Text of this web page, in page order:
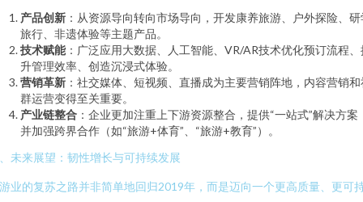
产品创新 ：从资源导向转向市场导向，开发康养旅游、户外探险、研
旅行、非遗体验等主题产品。
技术赋能：广泛应用大数据、人工智能、VR/AR技术优化预订流程、
升管理效率、创造沉浸式体验。
营销革新 ：社交媒体、短视频、直播成为主要营销阵地，内容营销和
群运营变得至关重要。
产业链整合 ：企业更加注重上下游资源整合，提供“一站式”解决方案
并加强跨界合作（如“旅游+体育”、“旅游+教育”）。
未来展望：韧性增长与可持续发展
业的复苏之路并非简单地回归2019年，而是迈向一个更高质量、更可